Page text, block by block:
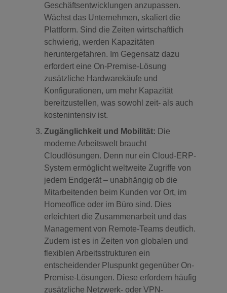
Geschäftsentwicklungen anzupassen.
Wächst das Unternehmen, skaliert die
Plattform. Sind die Zeiten wirtschaftlich
schwierig, werden Kapazitäten
heruntergefahren. Im Gegensatz dazu
erfordert eine On-Premise-Lösung
zusätzliche Hardwarekäufe und
Konfigurationen, um mehr Kapazität
bereitzustellen, was sowohl zeit- als auch
kostenintensiv ist.
Zugänglichkeit und Mobilität: Die
moderne Arbeitswelt braucht
Cloudlösungen. Denn nur ein Cloud-ERP-
System ermöglicht weltweite Zugriffe von
jedem Endgerät – unabhängig ob die
Mitarbeitenden beim Kunden vor Ort, im
Homeoffice oder im Büro sind. Dies
erleichtert die Zusammenarbeit und das
Management von Remote-Teams deutlich.
Zudem ist es in Zeiten von globalen und
flexiblen Arbeitsstrukturen ein
entscheidender Pluspunkt gegenüber On-
Premise-Lösungen. Diese erfordern häufig
zusätzliche Netzwerk- oder VPN-